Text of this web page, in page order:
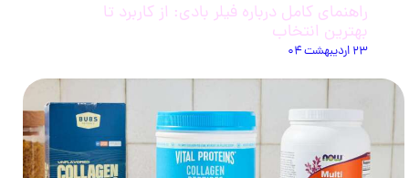
راهنمای کامل درباره فیلر بادی: از کاربرد تا
بهترین انتخاب
۲۳ اردیبهشت ۰۴